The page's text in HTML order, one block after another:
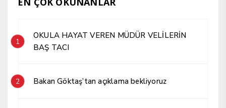
1
OKULA HAYAT VEREN MÜDÜR VELİLERİN
BAŞ TACI
2 Bakan Göktaş’tan açıklama bekliyoruz